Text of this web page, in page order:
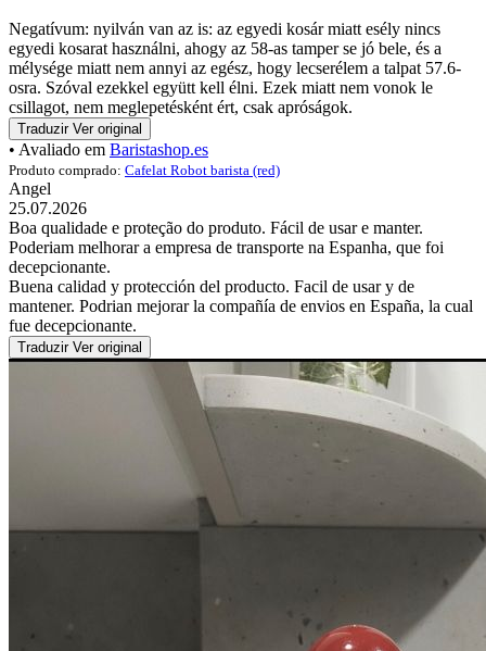
Negatívum: nyilván van az is: az egyedi kosár miatt esély nincs
egyedi kosarat használni, ahogy az 58-as tamper se jó bele, és a
mélysége miatt nem annyi az egész, hogy lecserélem a talpat 57.6-
osra. Szóval ezekkel együtt kell élni. Ezek miatt nem vonok le
csillagot, nem meglepetésként ért, csak apróságok.
Traduzir Ver original
• Avaliado em Baristashop.es
Produto comprado: Cafelat Robot barista (red)
Angel
25.07.2026
Boa qualidade e proteção do produto. Fácil de usar e manter.
Poderiam melhorar a empresa de transporte na Espanha, que foi
decepcionante.
Buena calidad y protección del producto. Facil de usar y de
mantener. Podrian mejorar la compañía de envios en España, la cual
fue decepcionante.
Traduzir Ver original